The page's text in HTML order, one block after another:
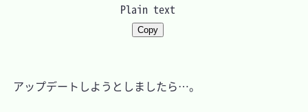
Plain text
Copy
アップデートしようとしましたら…。